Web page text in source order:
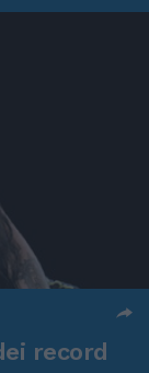
record